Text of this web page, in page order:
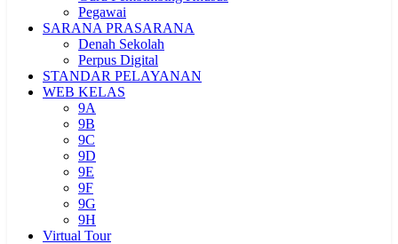
Pegawai
SARANA PRASARANA
Denah Sekolah
Perpus Digital
STANDAR PELAYANAN
WEB KELAS
9A
9B
9C
9D
9E
9F
9G
9H
Virtual Tour